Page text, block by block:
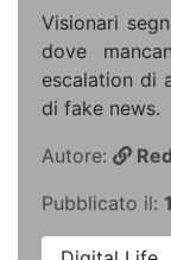
Visionari
dove
escalation di
di fake news.
Autore:
Pubblicato il: